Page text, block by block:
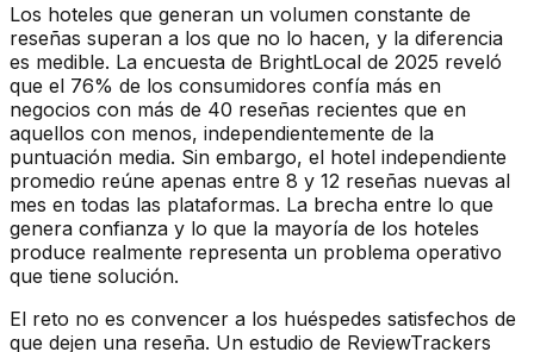
Los hoteles que generan un volumen constante de
reseñas superan a los que no lo hacen, y la diferencia
es medible. La encuesta de BrightLocal de 2025 reveló
que el 76% de los consumidores confía más en
negocios con más de 40 reseñas recientes que en
aquellos con menos, independientemente de la
puntuación media. Sin embargo, el hotel independiente
promedio reúne apenas entre 8 y 12 reseñas nuevas al
mes en todas las plataformas. La brecha entre lo que
genera confianza y lo que la mayoría de los hoteles
produce realmente representa un problema operativo
que tiene solución.
El reto no es convencer a los huéspedes satisfechos de
que dejen una reseña. Un estudio de ReviewTrackers